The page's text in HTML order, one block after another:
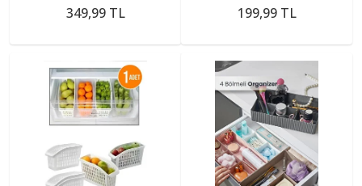
Kutu
349,99 TL
Kutu
199,99 TL